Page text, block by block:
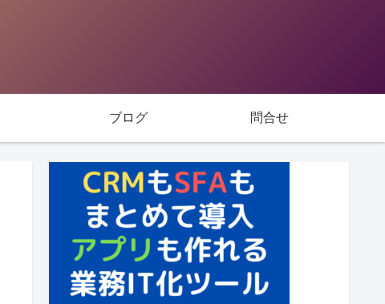
ブログ 問合せ